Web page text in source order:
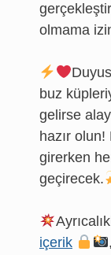
olmama
buz
gelirse
hazır
girerken
geçirecek.
içerik